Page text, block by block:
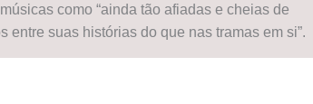
como “ainda tão afiadas e cheias de
entre suas histórias do que nas tramas em si”.